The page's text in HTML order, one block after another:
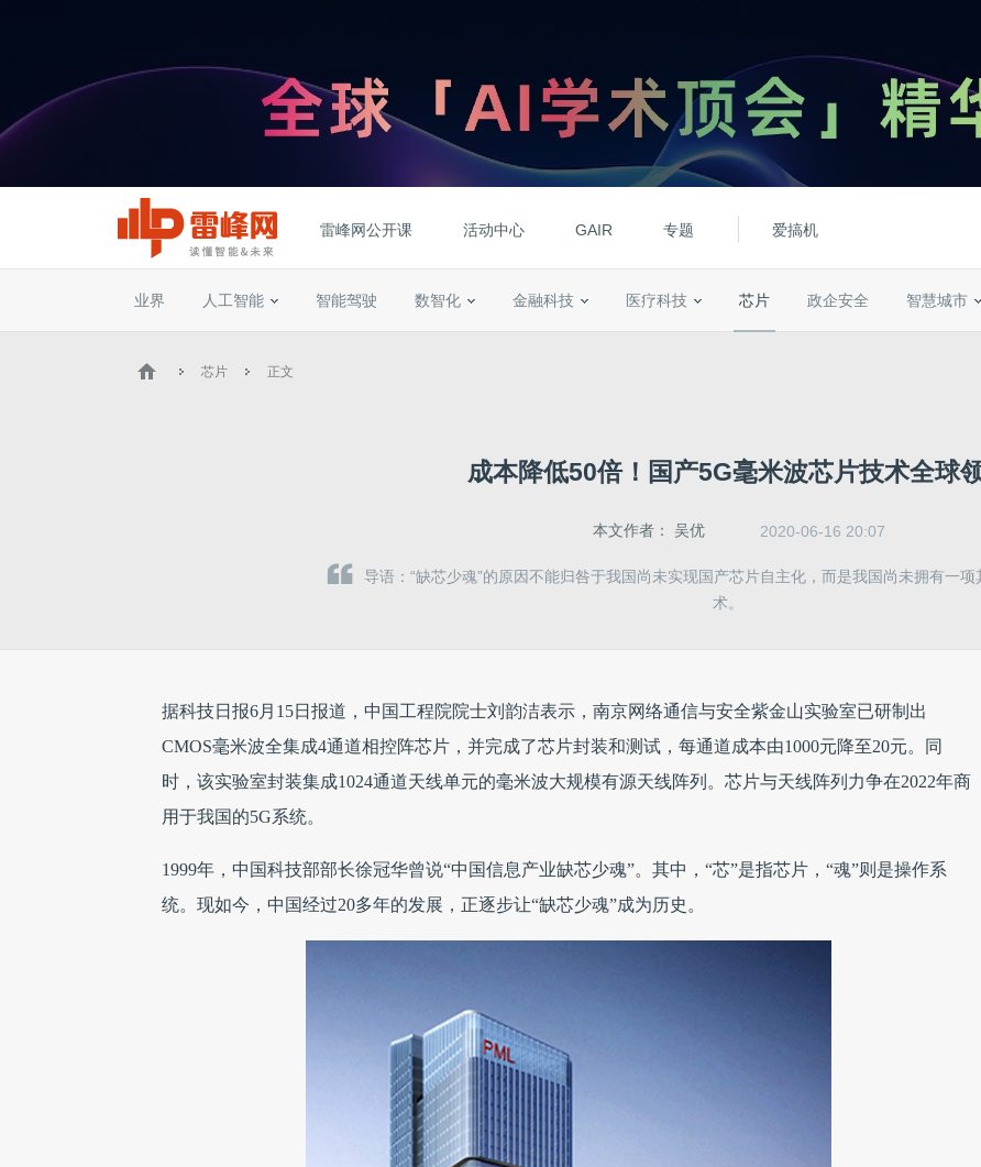
雷峰网公开课 活动中心 GAIR 专题 爱搞机
业界 人工智能 智能驾驶 数智化 金融科技 医疗科技 芯片 政企安全 智慧城市
芯片 正文
成本降低50倍！国产5G毫米波芯片技术全球
本文作者： 吴优 2020-06-16 20:07
导语：“缺芯少魂”的原因不能归咎于我国尚未实现国产芯片自主化，而是我国尚未拥有一
术。
据科技日报6月15日报道，中国工程院院士刘韵洁表示，南京网络通信与安全紫金山实验室已研制出
CMOS毫米波全集成4通道相控阵芯片，并完成了芯片封装和测试，每通道成本由1000元降至20元。同
时，该实验室封装集成1024通道天线单元的毫米波大规模有源天线阵列。芯片与天线阵列力争在2022年商
用于我国的5G系统。
1999年，中国科技部部长徐冠华曾说“中国信息产业缺芯少魂”。其中，“芯”是指芯片，“魂”则是操作系
统。现如今，中国经过20多年的发展，正逐步让“缺芯少魂”成为历史。